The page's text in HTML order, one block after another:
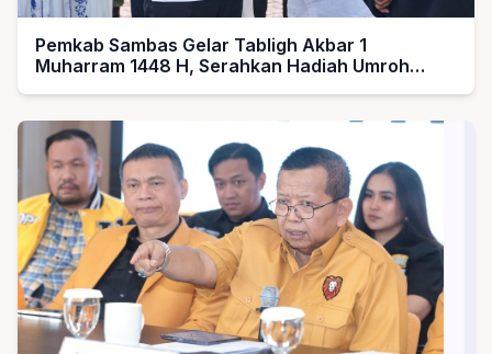
Pemkab Sambas Gelar Tabligh Akbar 1
Muharram 1448 H, Serahkan Hadiah Umroh